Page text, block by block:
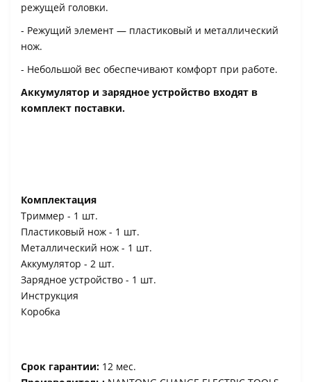
режущей головки.
- Режущий элемент — пластиковый и металлический
нож.
- Небольшой вес обеспечивают комфорт при работе.
Аккумулятор и зарядное устройство входят в
комплект поставки.
Комплектация
Триммер - 1 шт.
Пластиковый нож - 1 шт.
Металлический нож - 1 шт.
Аккумулятор - 2 шт.
Зарядное устройство - 1 шт.
Инструкция
Коробка
Срок гарантии: 12 мес.